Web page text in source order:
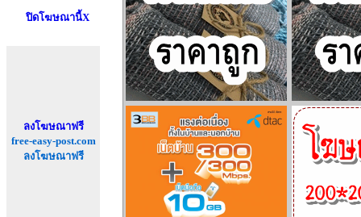
ลงโฆษณาฟรี
free-easy-post.com
ลงโฆษณาฟรี
ปิดโฆษณานี้X